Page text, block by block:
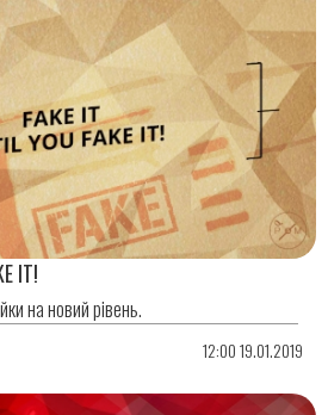
IT!
на новий рівень.
12:00 19.01.2019